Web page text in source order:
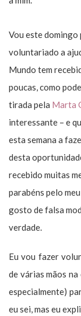
Vou este domingo
voluntariado a
Mundo tem
poucas, como
tirada pela Marta
interessante – e
esta semana a
desta
recebido muitas
parabéns pelo
gosto de falsa
verdade.
Eu vou fazer
de várias mãos
especialmente)
eu sei, mas eu